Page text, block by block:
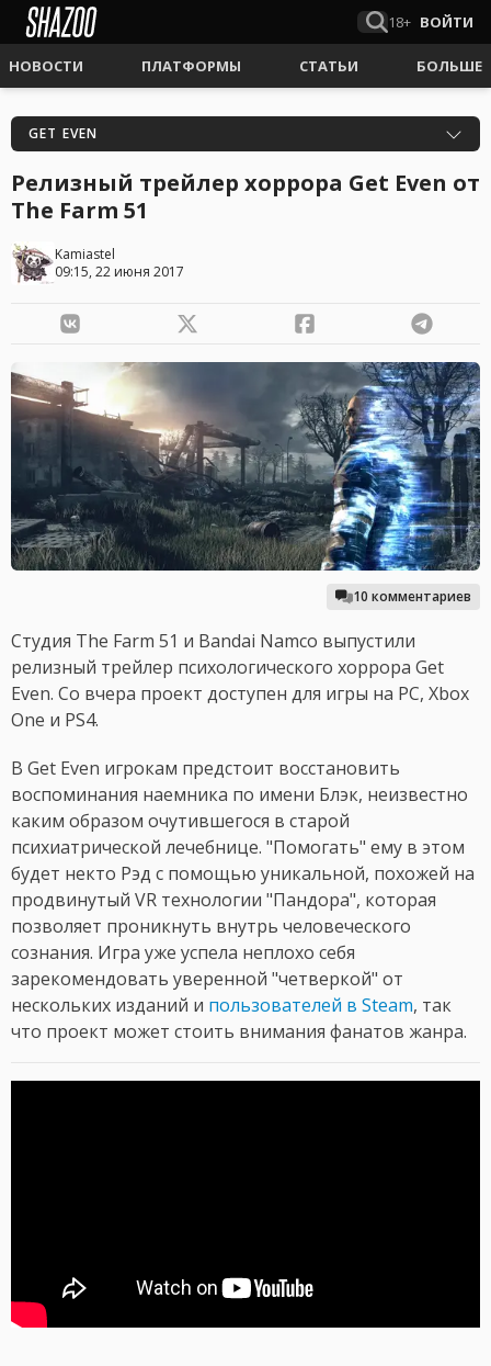
18+ ВОЙТИ
НОВОСТИ ПЛАТФОРМЫ СТАТЬИ БОЛЬШЕ
GET EVEN
Релизный трейлер хоррора Get Even от
The Farm 51
Kamiastel
09:15, 22 июня 2017
10 комментариев
Студия The Farm 51 и Bandai Namco выпустили
релизный трейлер психологического хоррора Get
Even. Со вчера проект доступен для игры на PC, Xbox
One и PS4.
В Get Even игрокам предстоит восстановить
воспоминания наемника по имени Блэк, неизвестно
каким образом очутившегося в старой
психиатрической лечебнице. "Помогать" ему в этом
будет некто Рэд с помощью уникальной, похожей на
продвинутый VR технологии "Пандора", которая
позволяет проникнуть внутрь человеческого
сознания. Игра уже успела неплохо себя
зарекомендовать уверенной "четверкой" от
нескольких изданий и пользователей в Steam, так
что проект может стоить внимания фанатов жанра.